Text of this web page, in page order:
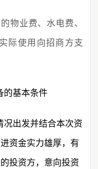
物业费、水电费、
际使用向招商方支
的基本条件
况出发并结合本次资
资金实力雄厚，有
投资方，意向投资